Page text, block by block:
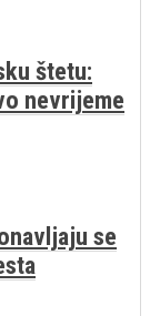
štetu:
nevrijeme
se